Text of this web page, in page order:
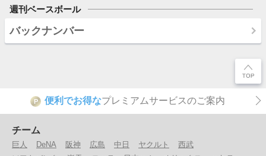
週刊ベースボール
バックナンバー
P 便利でお得なプレミアムサービスのご案内
チーム
巨人 DeNA 阪神 広島 中日 ヤクルト
西武